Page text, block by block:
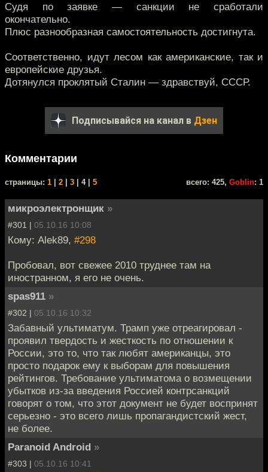
Судя по заявке — санкции не сработали
окончательно.
Плюс разнообразная самостоятельность достигнута.
Соответственно, идут лесом как американские, так и
европейские друзья.
Дотянулся проклятый Сталин — здравствуй, СССР.
Подписывайся на канал в Дзен
Комментарии
cтраницы: 1 2 3 | 4 | 5 всего: 425, Goblin: 1
микроэлектронщик »
#301 | 05.10.16 10:08
Кому: Alek89, #298
Пробовал, вот свежее 2010 труднее там на
иностранном, я его не очень.
spas911 »
#302 | 05.10.16 10:32
Забавный ультиматум. Трамп уже отреагировал -
проявил твердость и жесткость по отношении к
России, это то, что так любят американцы, это
просто подарок ему к выборам для повышения
рейтингов. Требование ультиматома о возмещении
убытков из-за введения Россией контрсанкций
говорят о том, что этот документ не будет воспринят
серьезно - это всего лишь пропагандистский жест,
не более.
Paranoid Android »
#303 | 05.10.16 10:41